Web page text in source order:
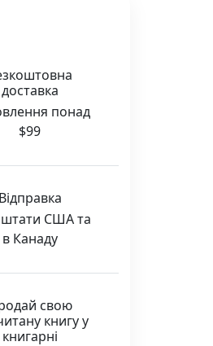
доставка
понад
$99
Відправка
штати США та
в Канаду
свою
книгу у
книгарні